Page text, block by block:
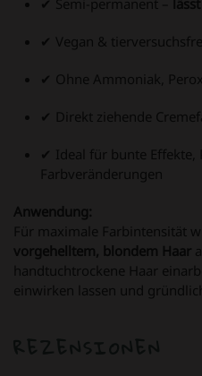
✔ Vegan & tierversuchsfrei
✔ Ohne Ammoniak,
✔ Direkt ziehende
✔ Ideal für bunte Effekte,
Farbveränderungen
Anwendung:
Für maximale Farbintensität
vorgehelltem, blondem Haar
handtuchtrockene Haar
einwirken lassen und